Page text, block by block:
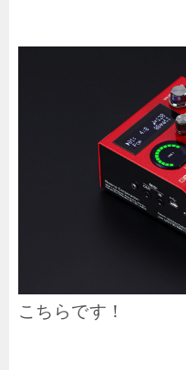
こちらです！